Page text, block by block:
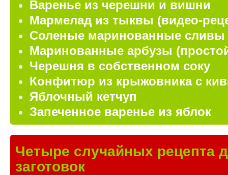
Варенье из черешни и вишни
Мармелад из тыквы (видео-
Соленые маринованные сливы
Маринованные арбузы
Черешня в собственном соку
Конфитюр из крыжовника с
Яблочный кетчуп
Запеченное варенье из яблок
Четыре случайных рецепта
заготовок